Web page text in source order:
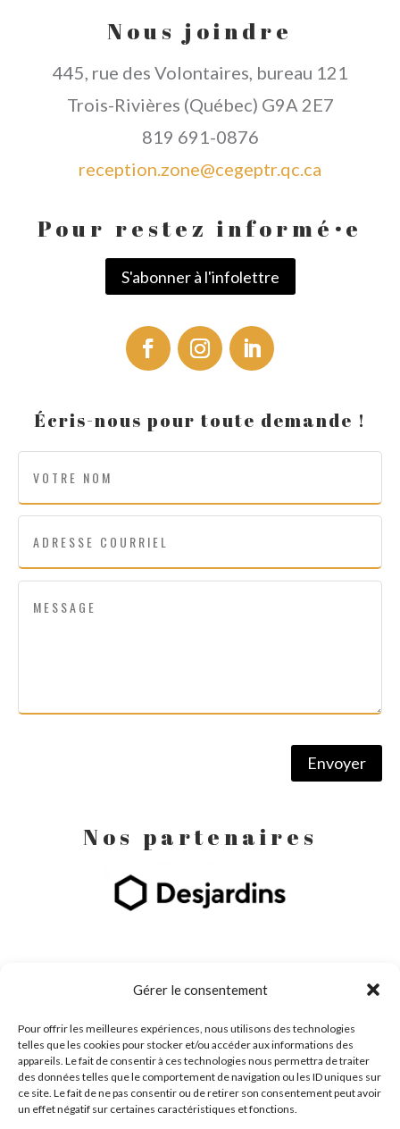
Gérer le consentement
Pour offrir les meilleures expériences, nous utilisons des technologies
telles que les cookies pour stocker et/ou accéder aux informations des
appareils. Le fait de consentir à ces technologies nous permettra de traiter
des données telles que le comportement de navigation ou les ID uniques sur
ce site. Le fait de ne pas consentir ou de retirer son consentement peut avoir
un effet négatif sur certaines caractéristiques et fonctions.
Nous joindre
445, rue des Volontaires, bureau 121
Trois-Rivières (Québec) G9A 2E7
819 691-0876
reception.zone@cegeptr.qc.ca
Pour restez informé ·e
S'abonner à l'infolettre
Écris-nous pour toute demande !
Envoyer
Nos partenaires